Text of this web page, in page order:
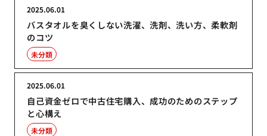
バスタオルを臭くしない洗濯、洗剤、洗い方、柔軟剤
のコツ
2025.06.01
未分類
自己資金ゼロで中古住宅購入、成功のためのステップ
と心構え
2025.06.01
未分類